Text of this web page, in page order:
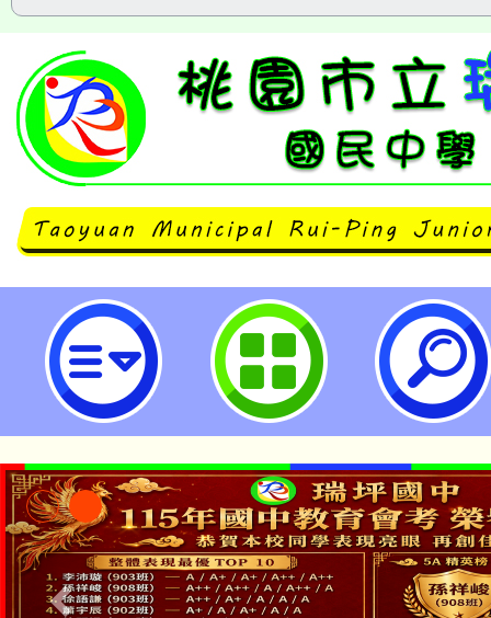
113年公費流感疫苗將於本(113)
打-桃園市立瑞坪國民中學